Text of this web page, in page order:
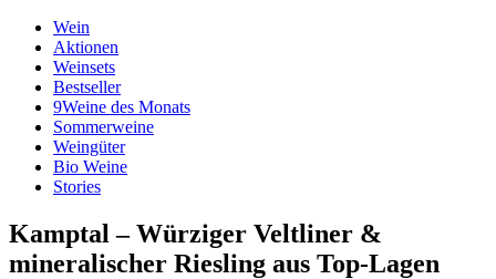
Wein
Aktionen
Weinsets
Bestseller
9Weine des Monats
Sommerweine
Weingüter
Bio Weine
Stories
Kamptal – Würziger Veltliner &
mineralischer Riesling aus Top-Lagen